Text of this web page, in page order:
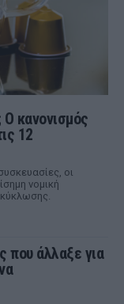
κανονισμός
12
οι
νομική
που άλλαξε για